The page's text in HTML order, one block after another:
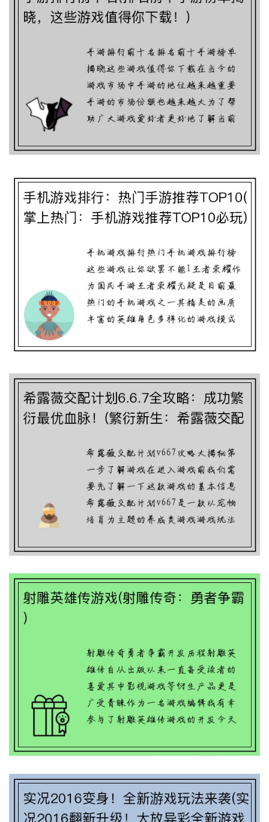
手游排行前十名(排名前十手游榜单揭晓，
这些游戏值得你下载！)
手机游戏排行：热门手游推荐TOP10(掌上
热门：手机游戏推荐TOP10必玩)
希露薇交配计划6.6.7全攻略：成功繁衍最
优血脉！(繁衍新生：希露薇交配计划6.6.7
完美攻略)
射雕英雄传游戏(射雕传奇：勇者争霸)